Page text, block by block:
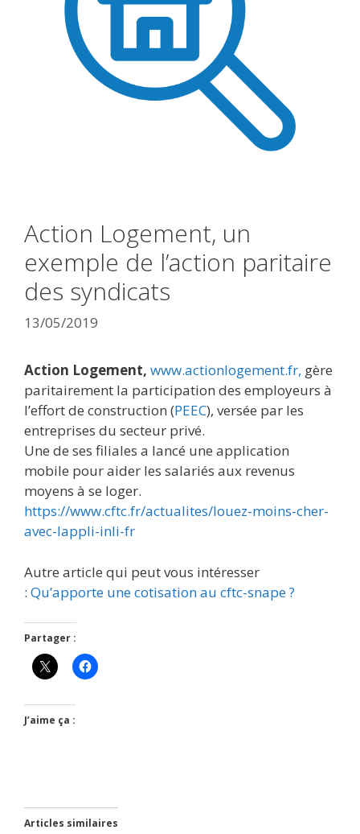
Action Logement, un
exemple de l’action paritaire
des syndicats
13/05/2019
Action Logement, www.actionlogement.fr, gère
paritairement la participation des employeurs à
l’effort de construction (PEEC), versée par les
entreprises du secteur privé.
Une de ses filiales a lancé une application
mobile pour aider les salariés aux revenus
moyens à se loger.
https://www.cftc.fr/actualites/louez-moins-cher-
avec-lappli-inli-fr
Autre article qui peut vous intéresser
: Qu’apporte une cotisation au cftc-snape ?
Partager :
J’aime ça :
Articles similaires